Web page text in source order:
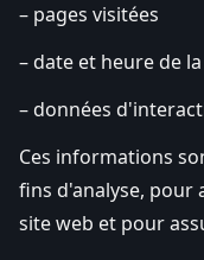
– pages visitées
– date et heure de
– données
Ces informations
fins d'analyse, pour
site web et pour